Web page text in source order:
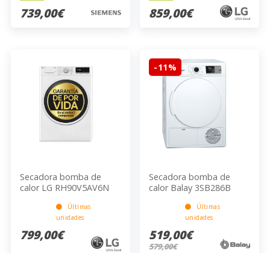
739,00€ 859,00€
Secadora bomba de
calor LG RH90V5AV6N
Últimas
unidades
799,00€
-11%
Secadora bomba de
calor Balay 3SB286B
Últimas
unidades
519,00€
579,00€